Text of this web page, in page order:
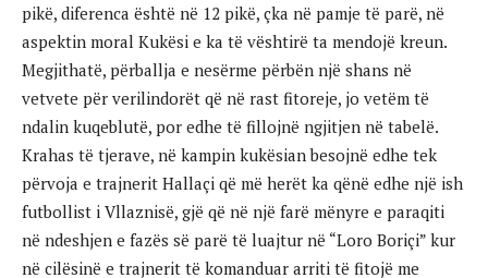
pikë, diferenca është në 12 pikë, çka në pamje të parë, në
aspektin moral Kukësi e ka të vështirë ta mendojë kreun.
Megjithatë, përballja e nesërme përbën një shans në
vetvete për verilindorët që në rast fitoreje, jo vetëm të
ndalin kuqeblutë, por edhe të fillojnë ngjitjen në tabelë.
Krahas të tjerave, në kampin kukësian besojnë edhe tek
përvoja e trajnerit Hallaçi që më herët ka qënë edhe një ish
futbollist i Vllaznisë, gjë që në një farë mënyre e paraqiti
në ndeshjen e fazës së parë të luajtur në “Loro Boriçi” kur
në cilësinë e trajnerit të komanduar arriti të fitojë me